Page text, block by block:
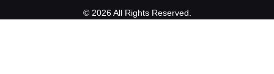
© 2026 All Rights Reserved.